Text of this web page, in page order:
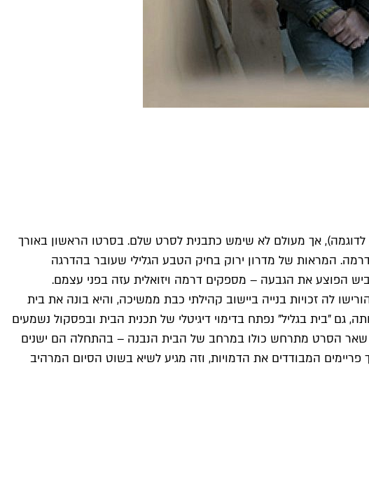
אך מעולם לא שימש כתבנית לסרט שלם. בסרטו הראשון באורך
המראות של מדרון ירוק בחיק הטבע הגלילי שעובר בהדרגה
הפוצע את הגבעה – מספקים דרמה ויזואלית עזה בפני עצמם.
לה זכויות בנייה ביישוב קהילתי כבת ממשיכה, והיא בונה את בית
גם "בית בגליל" נפתח בדימוי דיגיטלי של תכנית הבית ובפסקול נשמעים
שאר הסרט מתרחש כולו במרחב של הבית הנבנה – בהתחלה הם ישנים
המבודדים את הדמויות, וזה מגיע לשיא בשוט הסיום המרהיב